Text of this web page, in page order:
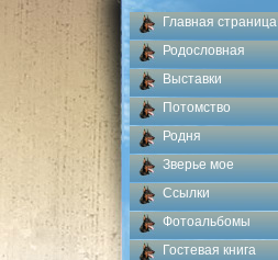
Главная страница
Родословная
Выставки
Потомство
Родня
Зверье мое
Ссылки
Фотоальбомы
Гостевая книга